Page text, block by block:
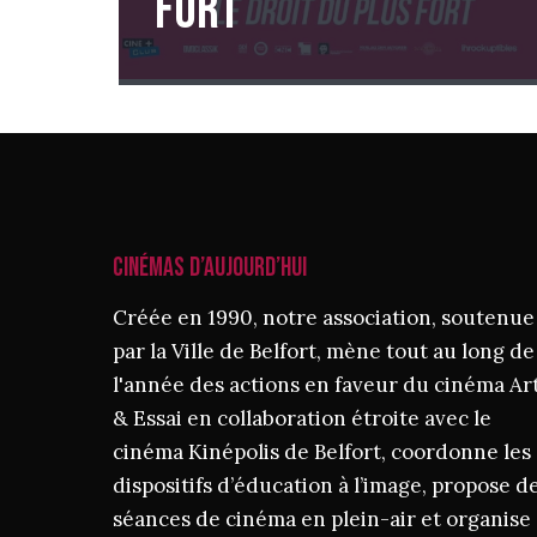
CINÉMAS D’AUJOURD’HUI
Créée en 1990, notre association, soutenue
par la Ville de Belfort, mène tout au long de
l'année des actions en faveur du cinéma
& Essai en collaboration étroite avec le
cinéma Kinépolis de Belfort, coordonne les
dispositifs d’éducation à l’image, propose
séances de cinéma en plein-air et organise